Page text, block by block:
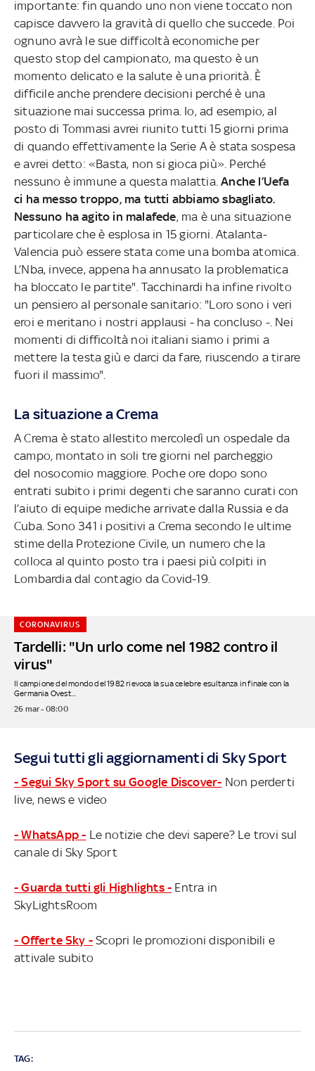
importante: fin quando uno non viene toccato non
capisce davvero la gravità di quello che succede. Poi
ognuno avrà le sue difficoltà economiche per
questo stop del campionato, ma questo è un
momento delicato e la salute è una priorità. È
difficile anche prendere decisioni perché è una
situazione mai successa prima. Io, ad esempio, al
posto di Tommasi avrei riunito tutti 15 giorni prima
di quando effettivamente la Serie A è stata sospesa
e avrei detto: «Basta, non si gioca più». Perché
nessuno è immune a questa malattia. Anche l’Uefa
ci ha messo troppo, ma tutti abbiamo sbagliato.
Nessuno ha agito in malafede, ma è una situazione
particolare che è esplosa in 15 giorni. Atalanta-
Valencia può essere stata come una bomba atomica.
L’Nba, invece, appena ha annusato la problematica
ha bloccato le partite". Tacchinardi ha infine rivolto
un pensiero al personale sanitario: "Loro sono i veri
eroi e meritano i nostri applausi - ha concluso -. Nei
momenti di difficoltà noi italiani siamo i primi a
mettere la testa giù e darci da fare, riuscendo a tirare
fuori il massimo".
La situazione a Crema
A Crema è stato allestito mercoledì un ospedale da
campo, montato in soli tre giorni nel parcheggio
del nosocomio maggiore. Poche ore dopo sono
entrati subito i primi degenti che saranno curati con
l’aiuto di equipe mediche arrivate dalla Russia e da
Cuba. Sono 341 i positivi a Crema secondo le ultime
stime della Protezione Civile, un numero che la
colloca al quinto posto tra i paesi più colpiti in
Lombardia dal contagio da Covid-19.
Tardelli: "Un urlo come nel 1982 contro il
virus"
CORONAVIRUS
Il campione del mondo del 1982 rievoca la sua celebre esultanza in finale con la
Germania Ovest...
26 mar - 08:00
Segui tutti gli aggiornamenti di Sky Sport
- Segui Sky Sport su Google Discover- Non perderti
live, news e video
- WhatsApp - Le notizie che devi sapere? Le trovi sul
canale di Sky Sport
- Guarda tutti gli Highlights - Entra in
SkyLightsRoom
- Offerte Sky - Scopri le promozioni disponibili e
attivale subito
TAG: